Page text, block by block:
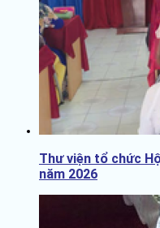
Thư viện tổ chức
năm 2026